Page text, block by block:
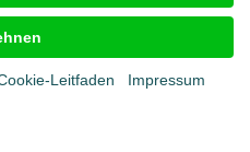
Leitfaden Impressum